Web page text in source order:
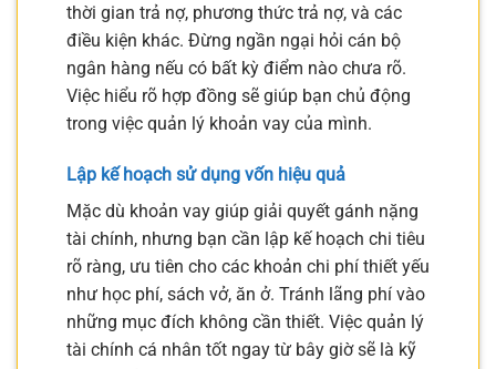
thời gian trả nợ, phương thức trả nợ, và các
điều kiện khác. Đừng ngần ngại hỏi cán bộ
ngân hàng nếu có bất kỳ điểm nào chưa rõ.
Việc hiểu rõ hợp đồng sẽ giúp bạn chủ động
trong việc quản lý khoản vay của mình.
Lập kế hoạch sử dụng vốn hiệu quả
Mặc dù khoản vay giúp giải quyết gánh nặng
tài chính, nhưng bạn cần lập kế hoạch chi tiêu
rõ ràng, ưu tiên cho các khoản chi phí thiết yếu
như học phí, sách vở, ăn ở. Tránh lãng phí vào
những mục đích không cần thiết. Việc quản lý
tài chính cá nhân tốt ngay từ bây giờ sẽ là kỹ